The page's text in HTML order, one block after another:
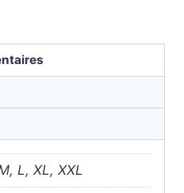
L, XL, XXL